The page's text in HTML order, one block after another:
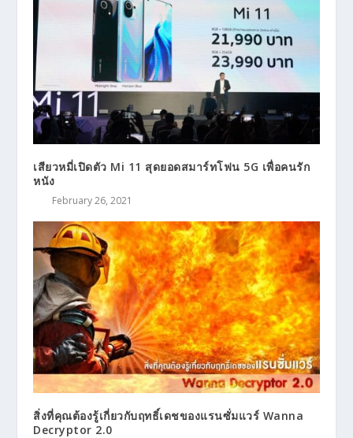
เสียวหมี่เปิดตัว Mi 11 สุดยอดสมาร์ทโฟน 5G เพื่อคนรัก
หนัง
February 26, 2021
สิ่งที่คุณต้องรู้เกี่ยวกับฤทธิ์เดชของแรนซั่มแวร์ Wanna
Decryptor 2.0